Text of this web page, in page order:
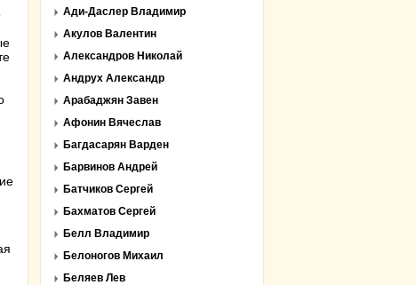
Ади-Даслер Владимир
Акулов Валентин
Александров Николай
Андрух Александр
Арабаджян Завен
Афонин Вячеслав
Багдасарян Варден
Барвинов Андрей
Батчиков Сергей
Бахматов Сергей
Белл Владимир
Белоногов Михаил
Беляев Лев